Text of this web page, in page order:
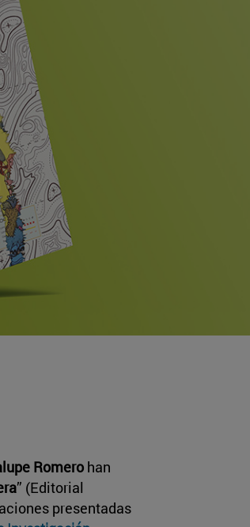
Romero han
” (Editorial
presentadas